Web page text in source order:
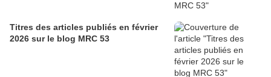
Titres des articles publiés en février
2026 sur le blog MRC 53